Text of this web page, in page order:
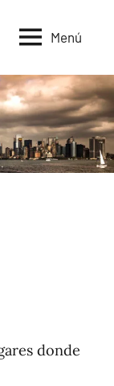
Menú
donde